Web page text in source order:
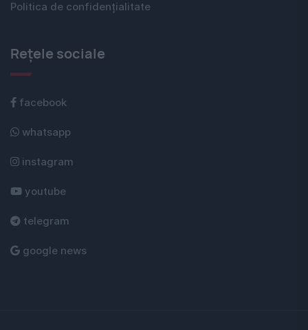
Politica de confidențialitate
Rețele sociale
facebook
whatsapp
instagram
youtube
telegram
google news